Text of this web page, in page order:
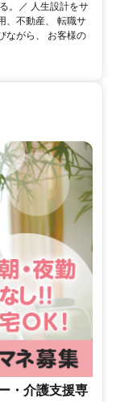
。／ 人生設計をサ
、不動産、 転職サ
ながら、 お客様の
・介護支援専